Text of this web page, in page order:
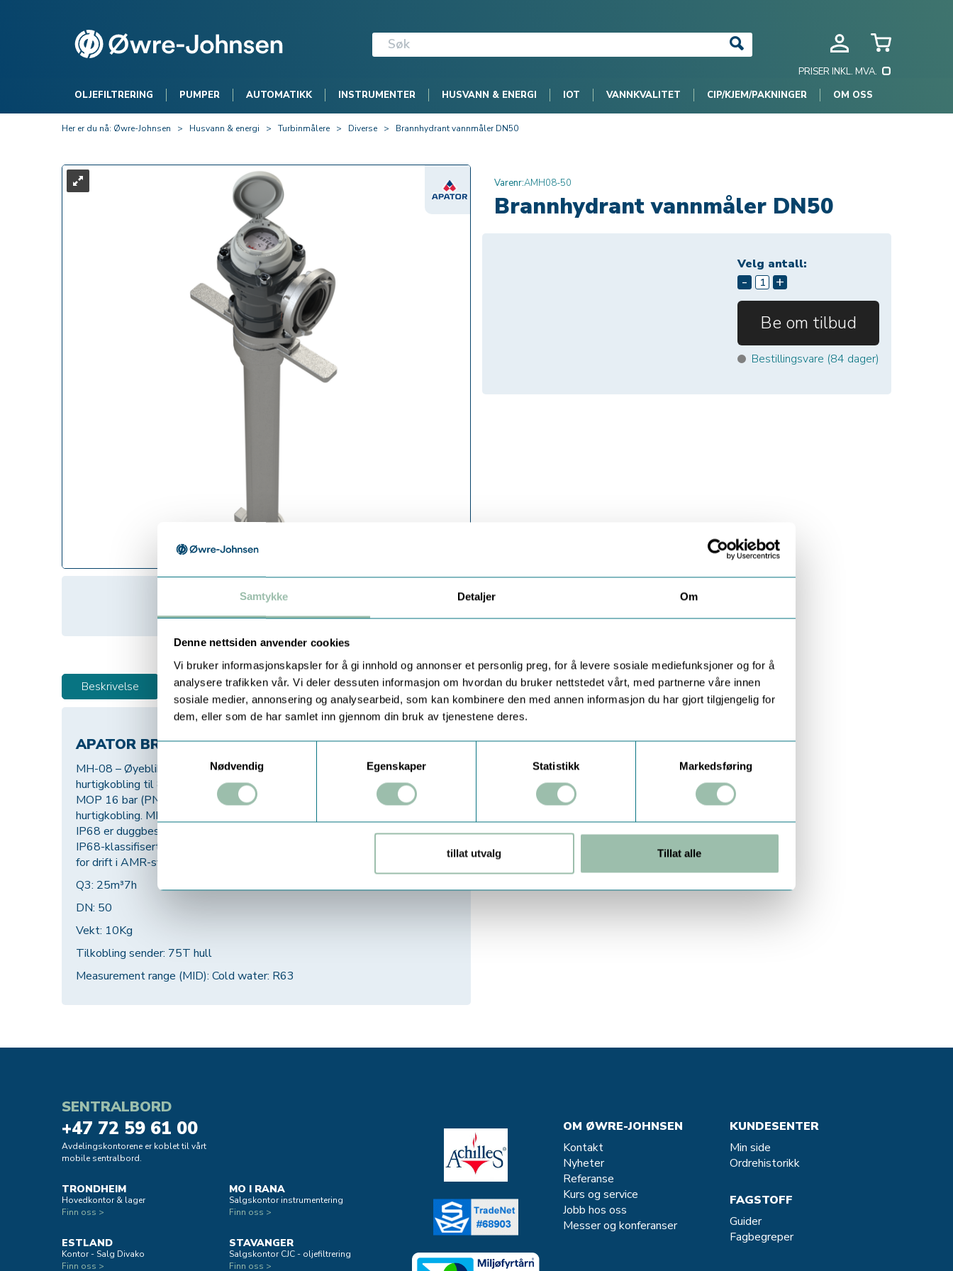
Samtykke Detaljer Om
Denne nettsiden anvender cookies
Vi bruker informasjonskapsler for å gi innhold og annonser et personlig preg, for å levere sosiale mediefunksjoner og for å
analysere trafikken vår. Vi deler dessuten informasjon om hvordan du bruker nettstedet vårt, med partnerne våre innen
sosiale medier, annonsering og analysearbeid, som kan kombinere den med annen informasjon du har gjort tilgjengelig for
dem, eller som de har samlet inn gjennom din bruk av tjenestene deres.
Samtykkevalg
Nødvendig
Egenskaper Statistikk Markedsføring
tillat utvalg Tillat alle
PRISER INKL. MVA.
OLJEFILTRERING
PUMPER AUTOMATIKK INSTRUMENTER HUSVANN & ENERGI IOT VANNKVALITET CIP/KJEM/PAKNINGER OM OSS
Her er du nå: Øwre-Johnsen > Husvann & energi > Turbinmålere > Diverse > Brannhydrant vannmåler DN50
Varenr:AMH08-50
Brannhydrant vannmåler DN50
Velg antall:
- +
Be om tilbud
Bestillingsvare (84 dager)
Beskrivelse Dokumentasjon
APATOR BRANNHYDRANT VANNMÅLERE
MH-08 – Øyeblikkelig måling av vannvolum opp til 30°C ved
hurtigkobling til 80 mm underjordiske brannhydranter,
MOP 16 bar (PN16). Brannhydrantuttaket krever størrelse 75 Storz
hurtigkobling. MH-08 vannmåler teller vurdert til
IP68 er duggbestandig: motmekanismen er forseglet i en
IP68-klassifisert glass- og kobberkapsling. Vannmåleren er designet
for drift i AMR-systemer via kommunikasjonsmoduler.
Q3: 25m³7h
DN: 50
Vekt: 10Kg
Tilkobling sender: 75T hull
Measurement range (MID): Cold water: R63
SENTRALBORD
+47 72 59 61 00
Avdelingskontorene er koblet til vårt
mobile sentralbord.
TRONDHEIM
Hovedkontor & lager
Finn oss >
ESTLAND
Kontor - Salg Divako
Finn oss >
MO I RANA
Salgskontor instrumentering
Finn oss >
STAVANGER
Salgskontor CJC - oljefiltrering
Finn oss >
OM ØWRE-JOHNSEN
Kontakt
Nyheter
Referanse
Kurs og service
Jobb hos oss
Messer og konferanser
KUNDESENTER
Min side
Ordrehistorikk
FAGSTOFF
Guider
Fagbegreper